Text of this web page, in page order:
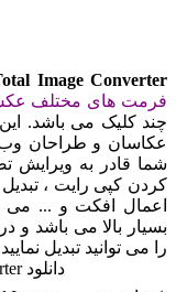
Total Image
های مختلف عکس ها
می باشد. این
و طراحان وب می
به ویرایش
کپی رایت ، تبدیل ،
افکت و ... می
بالا می باشد و در
توانید تبدیل نمایید.
دانلود CoolUtils Total Image Converter